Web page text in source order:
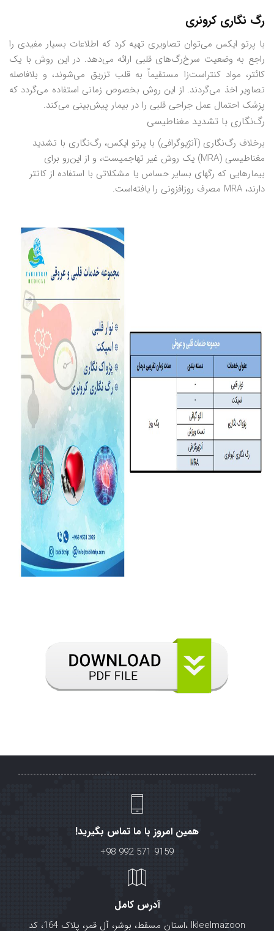
رگ نگاری کرونری
با پرتو ایکس می‌توان تصاویری تهیه کرد که اطلاعات بسیار مفیدی را
راجع به وضعیت سرخ‌رگ‌های قلبی ارائه می‌دهد. در این روش با یک
کائتر، مواد کنتراست‌زا مستقیماً به قلب تزریق می‌شوند، و بلافاصله
تصاویر اخذ می‌گردند. از این روش بخصوص زمانی استفاده می‌گردد که
پزشک احتمال عمل جراحی قلبی را در بیمار پیش‌بینی می‌کند.
رگ‌نگاری با تشدید مغناطیسی
برخلاف رگ‌نگاری (آنژیوگرافی) با پرتو ایکس، رگ‌نگاری با تشدید
مغناطیسی (MRA) یک روش غیر تهاجمیست، و از این‌رو برای
بیمارهایی که رگهای بسایر حساس یا مشکلاتی با استفاده از کاتتر
دارند، MRA مصرف روزافزونی را یافته‌است.
همین امروز با ما تماس بگیرید!
+98 992 571 9159
آدرس کامل
lkleelmazoon ،استان مسقط، بوشر، آل قمر، پلاک 164، کد